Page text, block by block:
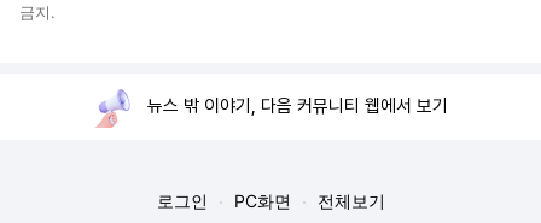
금지.
뉴스 밖 이야기, 다음 커뮤니티 웹에서 보기
로그인 PC화면 전체보기